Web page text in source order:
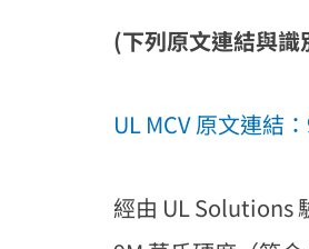
(下列原文連結與
UL MCV 原文連結
經由 UL Solutions